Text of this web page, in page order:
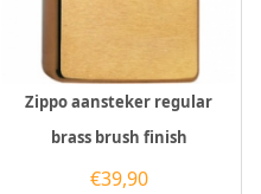
Zippo aansteker regular
brass brush finish
€39,90